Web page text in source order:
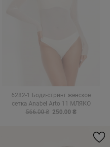
6282-1 Боди-стринг женское
сетка Anabel Arto 11 МЛЯКО
566.00 ₴ 250.00 ₴